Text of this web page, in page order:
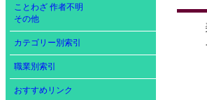
ことわざ 作者不明
その他
カテゴリー別索引
職業別索引
おすすめリンク